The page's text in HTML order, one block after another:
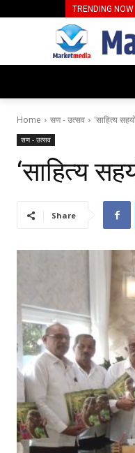
TRENDING NOW
Home सण - उत्सव 'साहित्य
सण - उत्सव
‘साहित्य
Share